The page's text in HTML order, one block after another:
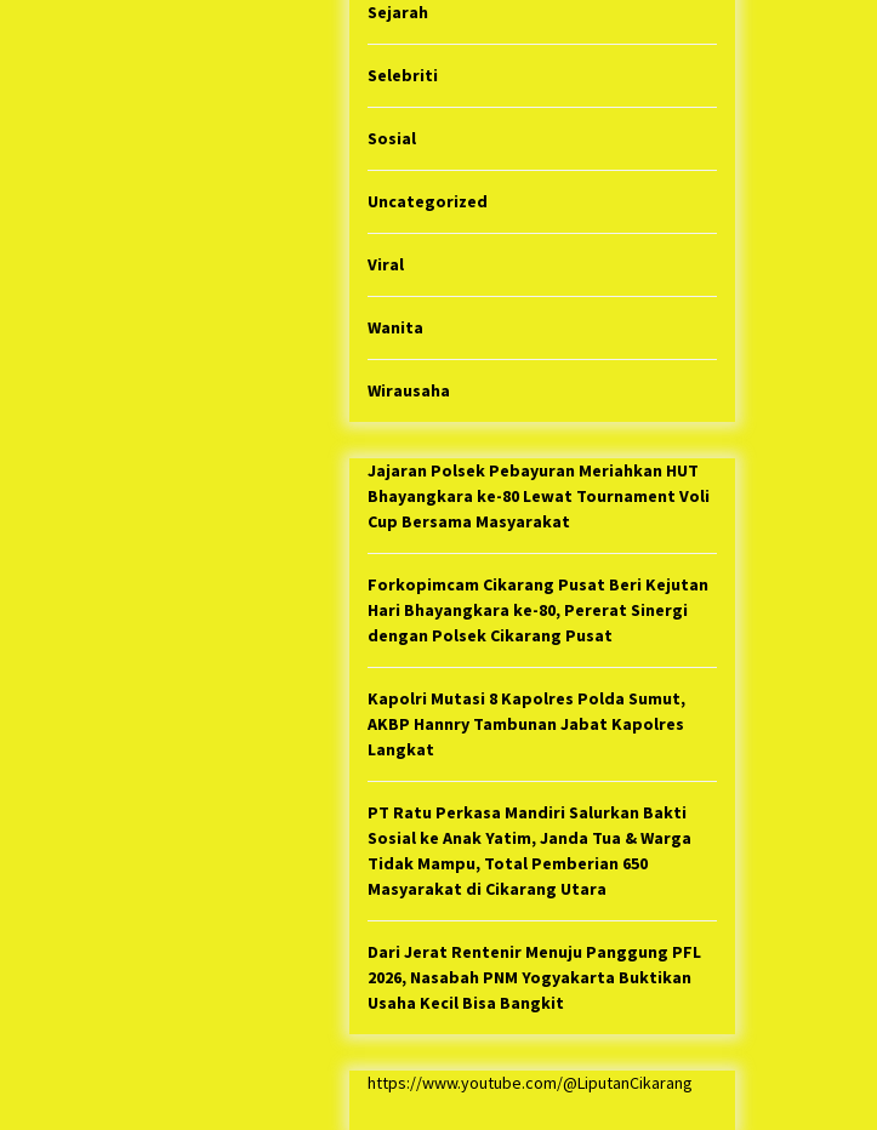
Sejarah
Selebriti
Sosial
Uncategorized
Viral
Wanita
Wirausaha
Jajaran Polsek Pebayuran Meriahkan HUT
Bhayangkara ke-80 Lewat Tournament Voli
Cup Bersama Masyarakat
Forkopimcam Cikarang Pusat Beri Kejutan
Hari Bhayangkara ke-80, Pererat Sinergi
dengan Polsek Cikarang Pusat
Kapolri Mutasi 8 Kapolres Polda Sumut,
AKBP Hannry Tambunan Jabat Kapolres
Langkat
PT Ratu Perkasa Mandiri Salurkan Bakti
Sosial ke Anak Yatim, Janda Tua & Warga
Tidak Mampu, Total Pemberian 650
Masyarakat di Cikarang Utara
Dari Jerat Rentenir Menuju Panggung PFL
2026, Nasabah PNM Yogyakarta Buktikan
Usaha Kecil Bisa Bangkit
https://www.youtube.com/@LiputanCikarang